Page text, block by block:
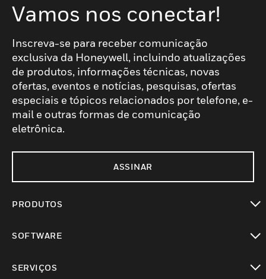
Vamos nos conectar!
Inscreva-se para receber comunicação
exclusiva da Honeywell, incluindo atualizações
de produtos, informações técnicas, novas
ofertas, eventos e notícias, pesquisas, ofertas
especiais e tópicos relacionados por telefone, e-
mail e outras formas de comunicação
eletrônica.
ASSINAR
PRODUTOS
SOFTWARE
SERVIÇOS